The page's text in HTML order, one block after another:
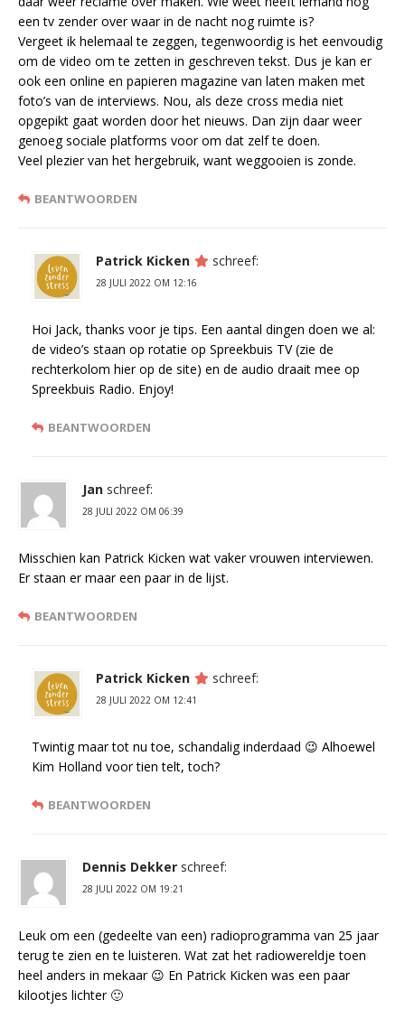
een tv zender over waar in de nacht nog ruimte is?
Vergeet ik helemaal te zeggen, tegenwoordig is het eenvoudig
om de video om te zetten in geschreven tekst. Dus je kan er
ook een online en papieren magazine van laten maken met
foto’s van de interviews. Nou, als deze cross media niet
opgepikt gaat worden door het nieuws. Dan zijn daar weer
genoeg sociale platforms voor om dat zelf te doen.
Veel plezier van het hergebruik, want weggooien is zonde.
BEANTWOORDEN
Patrick Kicken schreef:
28 JULI 2022 OM 12:16
Hoi Jack, thanks voor je tips. Een aantal dingen doen we al:
de video’s staan op rotatie op Spreekbuis TV (zie de
rechterkolom hier op de site) en de audio draait mee op
Spreekbuis Radio. Enjoy!
BEANTWOORDEN
Jan schreef:
28 JULI 2022 OM 06:39
Misschien kan Patrick Kicken wat vaker vrouwen interviewen.
Er staan er maar een paar in de lijst.
BEANTWOORDEN
Patrick Kicken schreef:
28 JULI 2022 OM 12:41
Twintig maar tot nu toe, schandalig inderdaad 😉 Alhoewel
Kim Holland voor tien telt, toch?
BEANTWOORDEN
Dennis Dekker schreef:
28 JULI 2022 OM 19:21
Leuk om een (gedeelte van een) radioprogramma van 25 jaar
terug te zien en te luisteren. Wat zat het radiowereldje toen
heel anders in mekaar 😉 En Patrick Kicken was een paar
kilootjes lichter 🙂